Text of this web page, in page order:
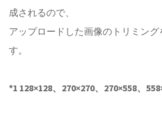
成されるので、
アップロードした画像のトリミング
す。
*1 128×128、270×270、270×558、